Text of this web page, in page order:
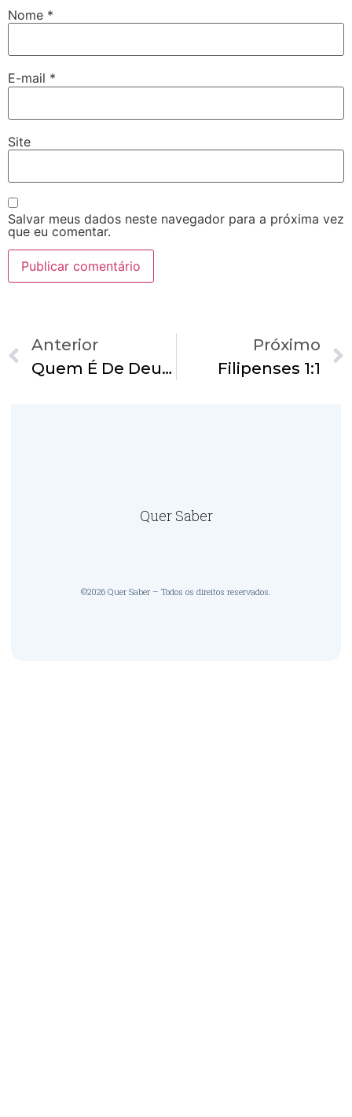
Nome *
E-mail *
Site
Salvar meus dados neste navegador para a próxima vez
que eu comentar.
Anterior
Quem É De Deus…
Próximo
Filipenses 1:1
Quer Saber
©2026 Quer Saber – Todos os direitos reservados.